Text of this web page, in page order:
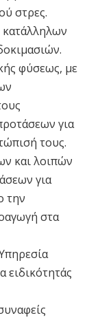
στρες.
φύσεως, με
για
τους.
και λοιπών
για
την
στα